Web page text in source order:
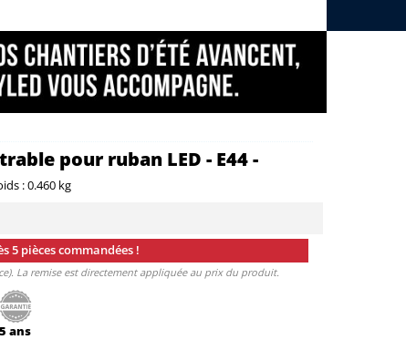
pour ruban LED - E44 -
:0.460 kg
5 pièces commandées !
La remise est directement appliquée au prix du produit.
5 ans